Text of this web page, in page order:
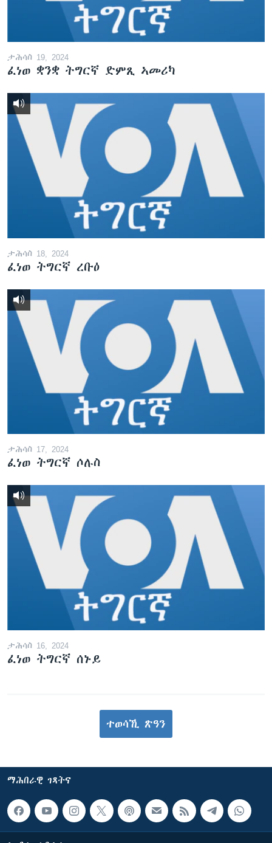
ታሕሳስ 19, 2024
ፈነወ ቋንቋ ትግርኛ ድምጺ ኣመሪካ
ታሕሳስ 18, 2024
ፈነወ ትግርኛ ረቡዕ
ታሕሳስ 17, 2024
ፈነወ ትግርኛ ሶሉስ
ታሕሳስ 16, 2024
ፈነወ ትግርኛ ሰኑይ
ተወሳኺ ጽዓን
ማሕበራዊ ገጻትና